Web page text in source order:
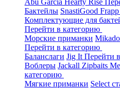
Abu Garcia Hearty Rise
Бактейлы SnastiGood Frapp
Комплектующие для
Перейти в категорию
Морские приманки Mikado
Перейти в категорию
Баланслаги Jig It Перейти
Воблеры Jackall Zipbaits
категорию
Мягкие приманки Select